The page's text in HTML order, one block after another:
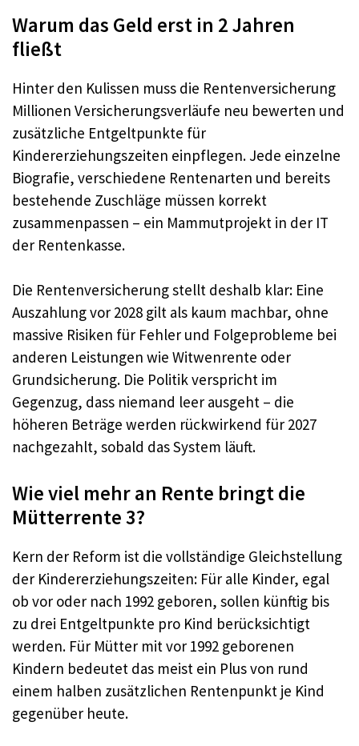
Warum das Geld erst in 2 Jahren
fließt
Hinter den Kulissen muss die Rentenversicherung
Millionen Versicherungsverläufe neu bewerten und
zusätzliche Entgeltpunkte für
Kindererziehungszeiten einpflegen. Jede einzelne
Biografie, verschiedene Rentenarten und bereits
bestehende Zuschläge müssen korrekt
zusammenpassen – ein Mammutprojekt in der IT
der Rentenkasse.​
Die Rentenversicherung stellt deshalb klar: Eine
Auszahlung vor 2028 gilt als kaum machbar, ohne
massive Risiken für Fehler und Folgeprobleme bei
anderen Leistungen wie Witwenrente oder
Grundsicherung. Die Politik verspricht im
Gegenzug, dass niemand leer ausgeht – die
höheren Beträge werden rückwirkend für 2027
nachgezahlt, sobald das System läuft.​
Wie viel mehr an Rente bringt die
Mütterrente 3?
Kern der Reform ist die vollständige Gleichstellung
der Kindererziehungszeiten: Für alle Kinder, egal
ob vor oder nach 1992 geboren, sollen künftig bis
zu drei Entgeltpunkte pro Kind berücksichtigt
werden. Für Mütter mit vor 1992 geborenen
Kindern bedeutet das meist ein Plus von rund
einem halben zusätzlichen Rentenpunkt je Kind
gegenüber heute.​